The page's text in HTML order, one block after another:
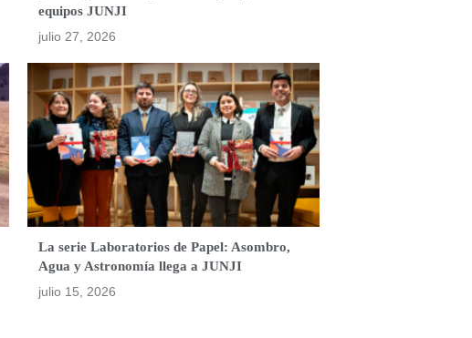
equipos JUNJI
julio 27, 2026
La serie Laboratorios de Papel: Asombro,
Agua y Astronomía llega a JUNJI
julio 15, 2026